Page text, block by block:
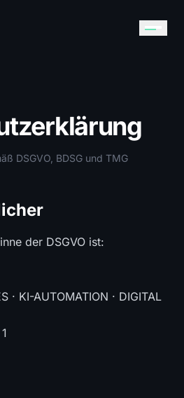
DSGVO, BDSG und TMG
der DSGVO ist:
· KI-AUTOMATION · DIGITAL